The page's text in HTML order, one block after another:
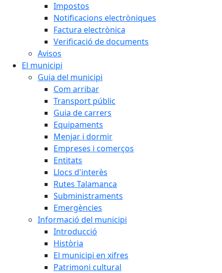
Impostos
Notificacions electròniques
Factura electrònica
Verificació de documents
Avisos
El municipi
Guia del municipi
Com arribar
Transport públic
Guia de carrers
Equipaments
Menjar i dormir
Empreses i comerços
Entitats
Llocs d'interès
Rutes Talamanca
Subministraments
Emergències
Informació del municipi
Introducció
Història
El municipi en xifres
Patrimoni cultural